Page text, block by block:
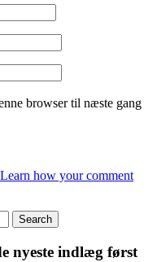
browser til næste gang
Learn how your comment
Search
nyeste indlæg først